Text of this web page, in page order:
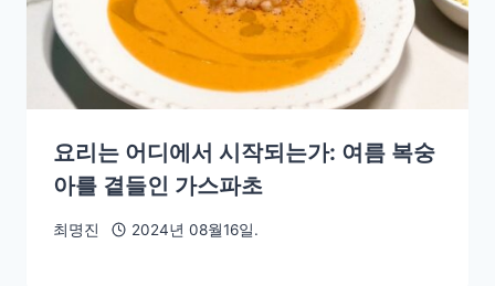
요리는 어디에서 시작되는가: 여름 복숭
아를 곁들인 가스파초
최명진 2024년 08월16일.